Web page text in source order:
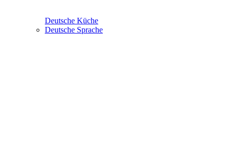
Deutsche Küche
Deutsche Sprache